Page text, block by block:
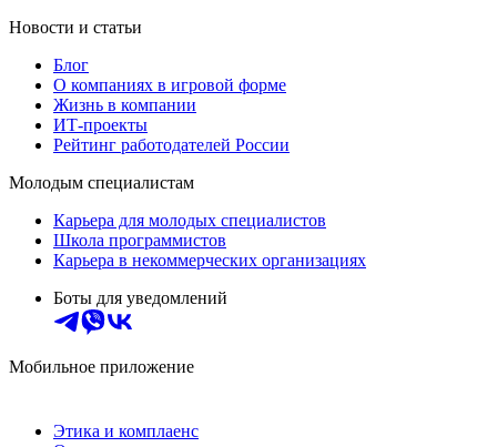
Новости и статьи
Блог
О компаниях в игровой форме
Жизнь в компании
ИТ-проекты
Рейтинг работодателей России
Молодым специалистам
Карьера для молодых специалистов
Школа программистов
Карьера в некоммерческих организациях
Боты для уведомлений
Мобильное приложение
Этика и комплаенс